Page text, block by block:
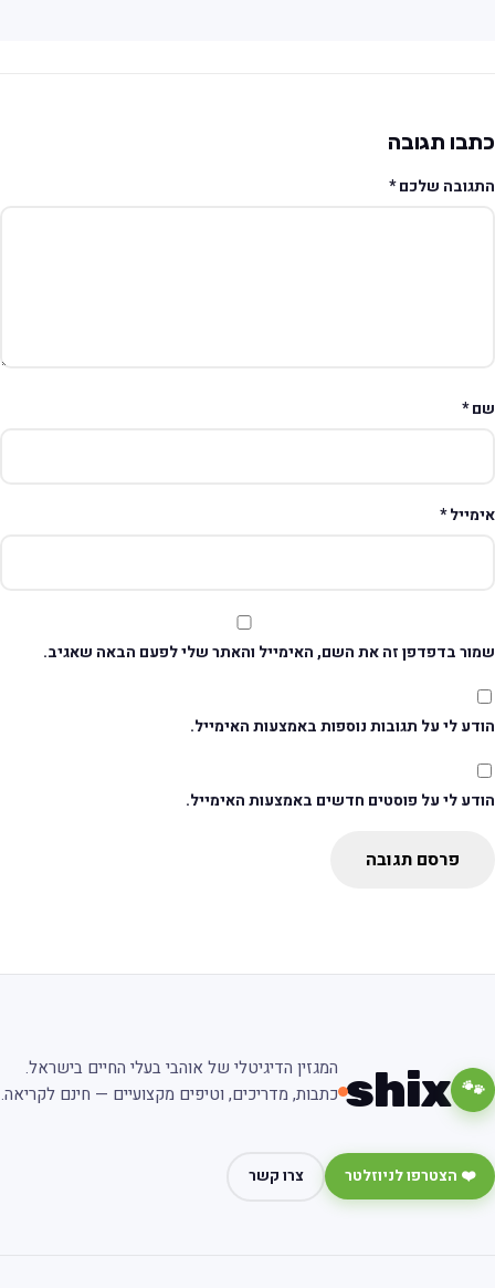
תגובה
שלכם*
*
*
בדפדפן זה את השם, האימייל והאתר שלי לפעם הבאה שאגיב.
לי על תגובות נוספות באמצעות האימייל.
לי על פוסטים חדשים באמצעות האימייל.
פרסם תגובה
🐾
shix
המגזין הדיגיטלי של אוהבי בעלי החיים בישראל.
כתבות, מדריכים, וטיפים מקצועיים — חינם לקריאה.
❤️ הצטרפו לניוזלטר צרו קשר